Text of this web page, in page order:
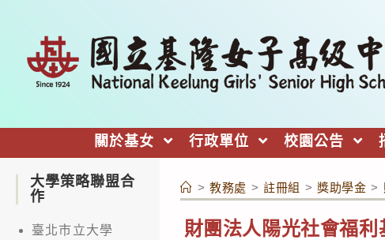
關於基女 行政單位 校園公告
> 教務處 > 註冊組 > 獎助學金 >
財團法人陽光社會福利
大學策略聯盟合
作
臺北市立大學